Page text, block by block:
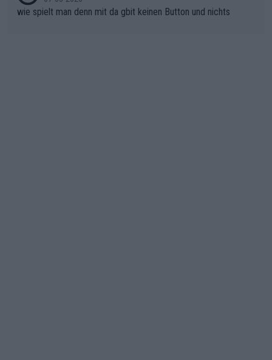
wie spielt man denn mit da gbit keinen Button und nichts